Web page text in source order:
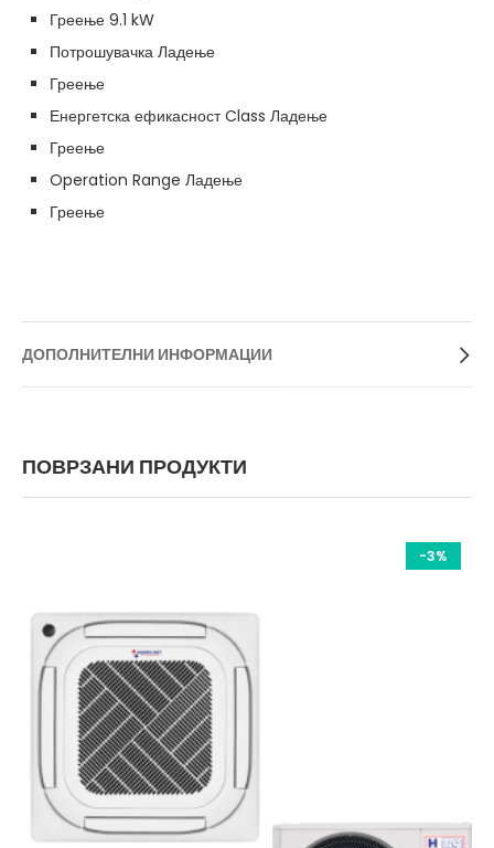
Греење 9.1 kW
Потрошувачка Ладење
Греење
Енергетска ефикасност Class Ладење
Греење
Operation Range Ладење
Греење
ДОПОЛНИТЕЛНИ ИНФОРМАЦИИ
ПОВРЗАНИ ПРОДУКТИ
-3%